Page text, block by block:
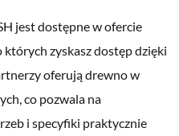
jest dostępne w ofercie
których zyskasz dostęp dzięki
oferują drewno w
co pozwala na
i specyfiki praktycznie